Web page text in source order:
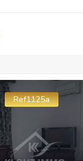
Ref1125a